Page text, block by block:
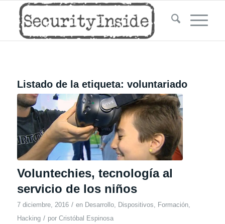
Listado de la etiqueta: voluntariado
Voluntechies, tecnología al
servicio de los niños
7 diciembre, 2016 / en Desarrollo, Dispositivos Formación,
Hacking / por Cristóbal Espinosa